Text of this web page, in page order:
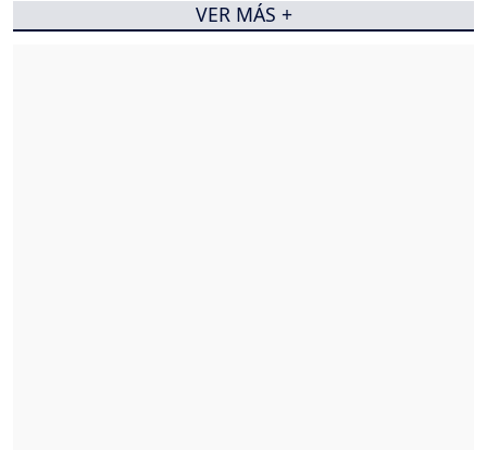
VER MÁS +